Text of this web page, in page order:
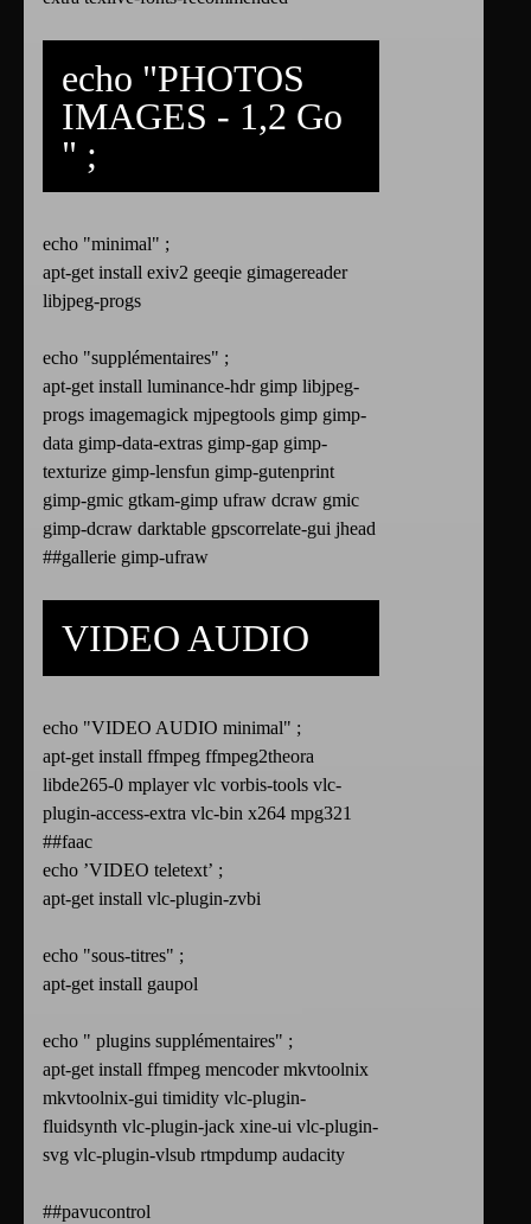
echo "PHOTOS
IMAGES - 1,2 Go
" ;
echo "minimal" ;
apt-get install exiv2 geeqie gimagereader
libjpeg-progs
echo "supplémentaires" ;
apt-get install luminance-hdr gimp libjpeg-
progs imagemagick mjpegtools gimp gimp-
data gimp-data-extras gimp-gap gimp-
texturize gimp-lensfun gimp-gutenprint
gimp-gmic gtkam-gimp ufraw dcraw gmic
gimp-dcraw darktable gpscorrelate-gui jhead
##gallerie gimp-ufraw
VIDEO AUDIO
echo "VIDEO AUDIO minimal" ;
apt-get install ffmpeg ffmpeg2theora
libde265-0 mplayer vlc vorbis-tools vlc-
plugin-access-extra vlc-bin x264 mpg321
##faac
echo ’VIDEO teletext’ ;
apt-get install vlc-plugin-zvbi
echo "sous-titres" ;
apt-get install gaupol
echo " plugins supplémentaires" ;
apt-get install ffmpeg mencoder mkvtoolnix
mkvtoolnix-gui timidity vlc-plugin-
fluidsynth vlc-plugin-jack xine-ui vlc-plugin-
svg vlc-plugin-vlsub rtmpdump audacity
##pavucontrol